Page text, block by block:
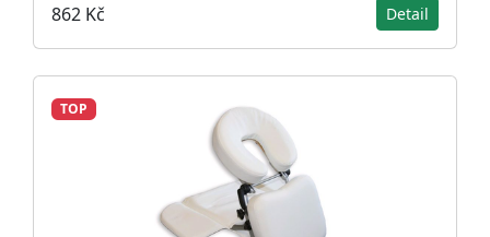
862 Kč Detail
TOP